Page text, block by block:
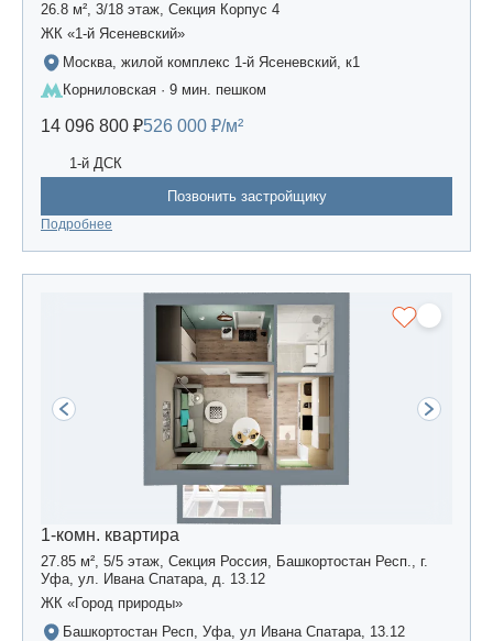
26.8 м², 3/18 этаж, Секция Корпус 4
ЖК «1-й Ясеневский»
Москва, жилой комплекс 1-й Ясеневский, к1
Корниловская · 9 мин. пешком
14 096 800 ₽526 000 ₽/м²
1-й ДСК
Позвонить застройщику
Подробнее
1-комн. квартира
27.85 м², 5/5 этаж, Секция Россия, Башкортостан Респ., г.
Уфа, ул. Ивана Спатара, д. 13.12
ЖК «Город природы»
Башкортостан Респ, Уфа, ул Ивана Спатара, 13.12